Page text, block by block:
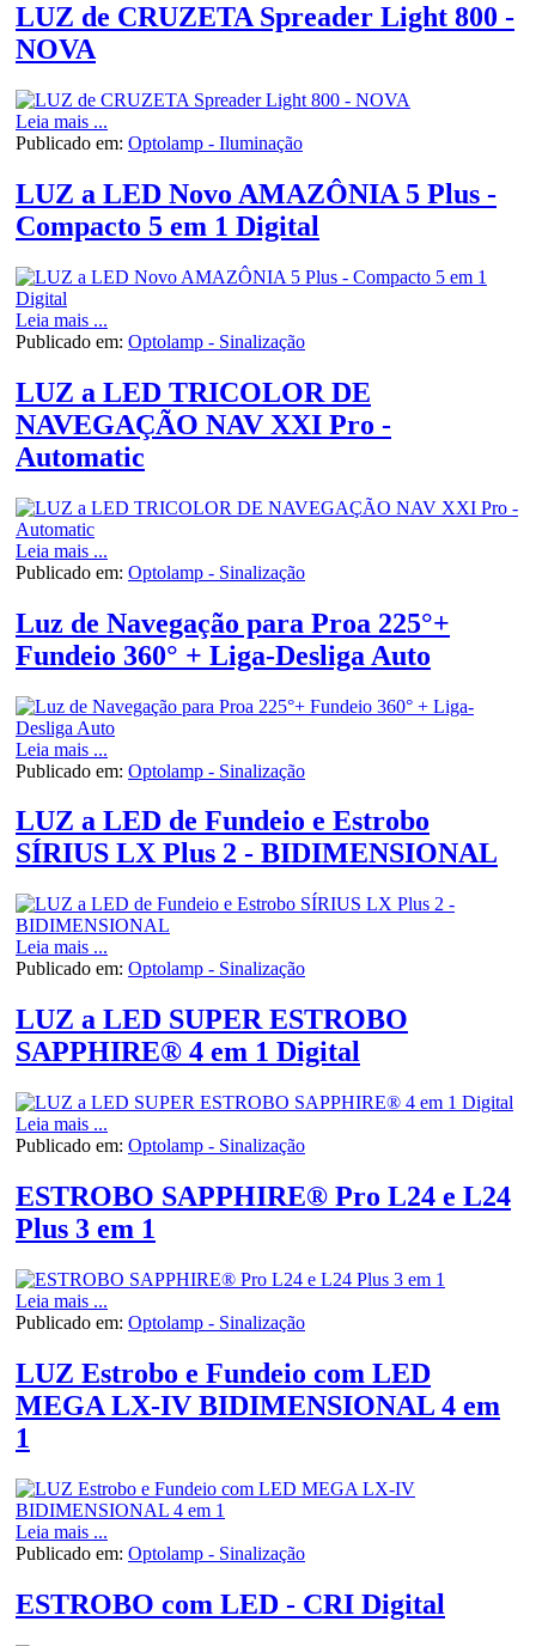
LUZ de CRUZETA Spreader Light 800 -
NOVA
Leia mais ...
Publicado em: Optolamp - Iluminação
LUZ a LED Novo AMAZÔNIA 5 Plus -
Compacto 5 em 1 Digital
Leia mais ...
Publicado em: Optolamp - Sinalização
LUZ a LED TRICOLOR DE
NAVEGAÇÃO NAV XXI Pro -
Automatic
Leia mais ...
Publicado em: Optolamp - Sinalização
Luz de Navegação para Proa 225°+
Fundeio 360° + Liga-Desliga Auto
Leia mais ...
Publicado em: Optolamp - Sinalização
LUZ a LED de Fundeio e Estrobo
SÍRIUS LX Plus 2 - BIDIMENSIONAL
Leia mais ...
Publicado em: Optolamp - Sinalização
LUZ a LED SUPER ESTROBO
SAPPHIRE® 4 em 1 Digital
Leia mais ...
Publicado em: Optolamp - Sinalização
ESTROBO SAPPHIRE® Pro L24 e L24
Plus 3 em 1
Leia mais ...
Publicado em: Optolamp - Sinalização
LUZ Estrobo e Fundeio com LED
MEGA LX-IV BIDIMENSIONAL 4 em
1
Leia mais ...
Publicado em: Optolamp - Sinalização
ESTROBO com LED - CRI Digital